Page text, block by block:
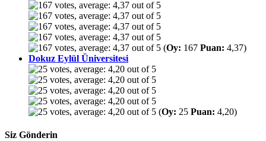
(Oy: 167 Puan: 4,37)
Dokuz Eylül Üniversitesi
(Oy: 25 Puan: 4,20)
Siz Gönderin